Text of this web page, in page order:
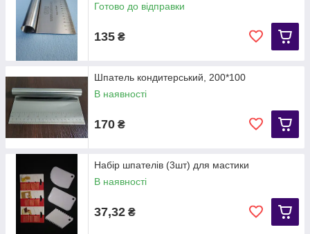
Готово до відправки
135 ₴
Шпатель кондитерський, 200*100
В наявності
170 ₴
Набір шпателів (3шт) для мастики
В наявності
37,32 ₴